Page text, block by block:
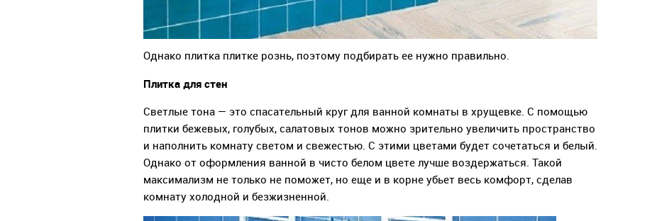
Однако плитка плитке рознь, поэтому подбирать ее нужно правильно.
Плитка для стен
Светлые тона — это спасательный круг для ванной комнаты в хрущевке. С помощью
плитки бежевых, голубых, салатовых тонов можно зрительно увеличить пространство
и наполнить комнату светом и свежестью. С этими цветами будет сочетаться и белый.
Однако от оформления ванной в чисто белом цвете лучше воздержаться. Такой
максимализм не только не поможет, но еще и в корне убьет весь комфорт, сделав
комнату холодной и безжизненной.